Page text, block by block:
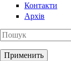
Контакти
Архів